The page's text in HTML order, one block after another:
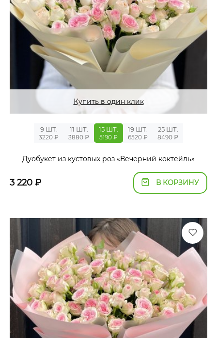
Купить в один клик
9 ШТ.
3220 ₽
11 ШТ.
3880 ₽
15 ШТ.
5190 ₽
19 ШТ.
6520 ₽
25 ШТ.
8490 ₽
Дуобукет из кустовых роз «Вечерний коктейль»
3 220 ₽ В КОРЗИНУ